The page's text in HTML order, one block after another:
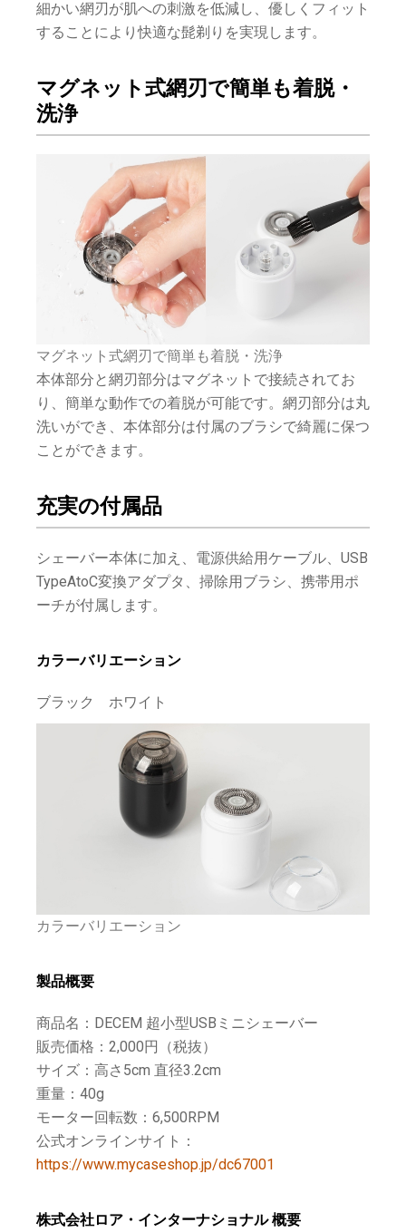
細かい網刃が肌への刺激を低減し、優しくフィット
することにより快適な髭剃りを実現します。
マグネット式網刃で簡単も着脱・
洗浄
マグネット式網刃で簡単も着脱・洗浄
本体部分と網刃部分はマグネットで接続されてお
り、簡単な動作での着脱が可能です。網刃部分は丸
洗いができ、本体部分は付属のブラシで綺麗に保つ
ことができます。
充実の付属品
シェーバー本体に加え、電源供給用ケーブル、USB
TypeAtoC変換アダプタ、掃除用ブラシ、携帯用ポ
ーチが付属します。
カラーバリエーション
ブラック ホワイト
カラーバリエーション
製品概要
商品名：DECEM 超小型USBミニシェーバー
販売価格：2,000円（税抜）
サイズ：高さ5cm 直径3.2cm
重量：40g
モーター回転数：6,500RPM
公式オンラインサイト：
https://www.mycaseshop.jp/dc67001
株式会社ロア・インターナショナル 概要